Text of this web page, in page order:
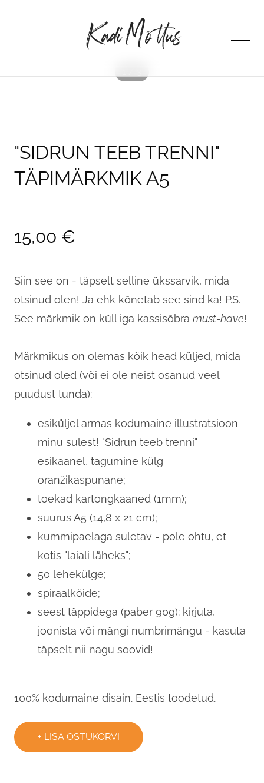
Vaata ostukorvi
AUTORIST
KONTAKT
"SIDRUN TEEB TRENNI"
TÄPIMÄRKMIK A5
15,00 €
Siin see on - täpselt selline ükssarvik, mida
otsinud olen! Ja ehk kõnetab see sind ka! P.S.
See märkmik on küll iga kassisõbra must-have!
Märkmikus on olemas kõik head küljed, mida
otsinud oled (või ei ole neist osanud veel
puudust tunda):
esiküljel armas kodumaine illustratsioon
minu sulest! "Sidrun teeb trenni"
esikaanel, tagumine külg
oranžikaspunane;
toekad kartongkaaned (1mm);
suurus A5 (14,8 x 21 cm);
kummipaelaga suletav - pole ohtu, et
kotis "laiali läheks";
50 lehekülge;
spiraalköide;
seest täppidega (paber 90g): kirjuta,
joonista või mängi numbrimängu - kasuta
täpselt nii nagu soovid!
100% kodumaine disain. Eestis toodetud.
LISA OSTUKORVI